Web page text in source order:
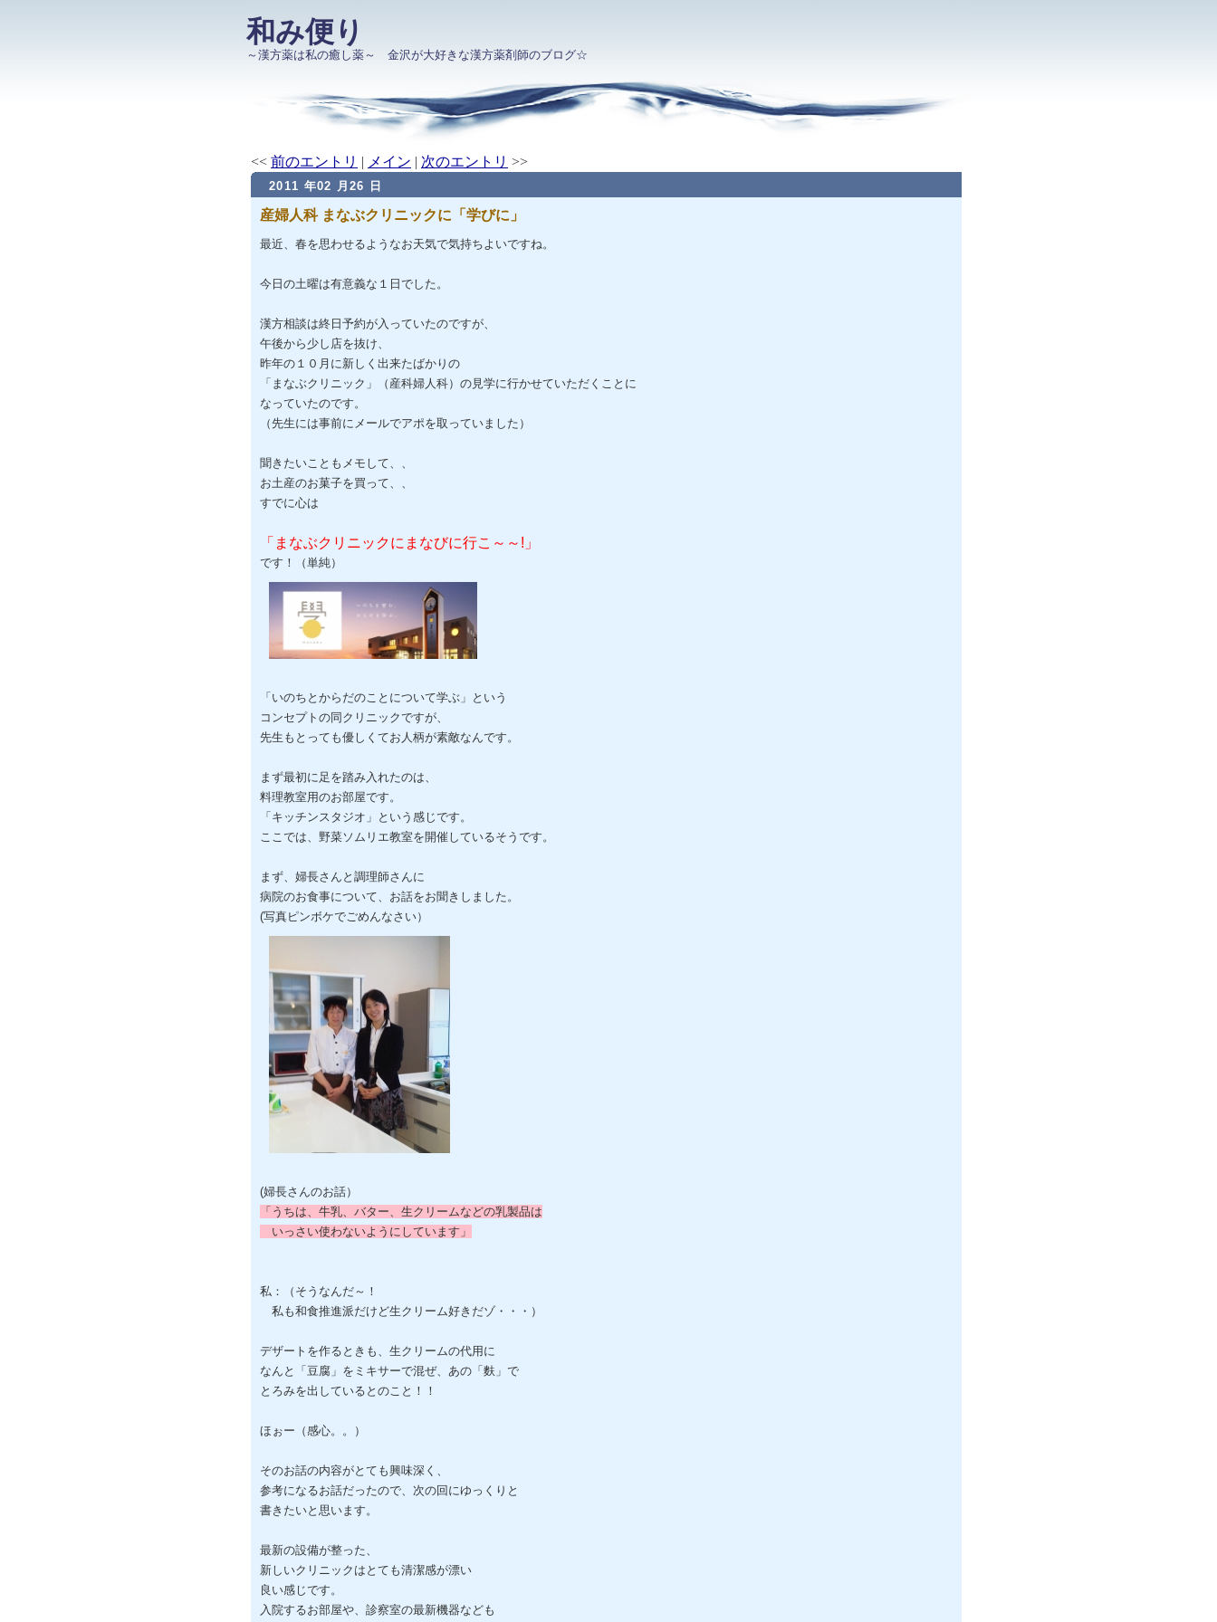
和み便り
～漢方薬は私の癒し薬～ 金沢が大好きな漢方薬剤師のブログ☆
<< 前のエントリ | メイン | 次のエントリ >>
2011 年02 月26 日
産婦人科 まなぶクリニックに「学びに」
最近、春を思わせるようなお天気で気持ちよいですね。
今日の土曜は有意義な１日でした。
漢方相談は終日予約が入っていたのですが、
午後から少し店を抜け、
昨年の１０月に新しく出来たばかりの
「まなぶクリニック」（産科婦人科）の見学に行かせていただくことに
なっていたのです。
（先生には事前にメールでアポを取っていました）
聞きたいこともメモして、、
お土産のお菓子を買って、、
すでに心は
「まなぶクリニックにまなびに行こ～～!」
です！（単純）
「いのちとからだのことについて学ぶ」という
コンセプトの同クリニックですが、
先生もとっても優しくてお人柄が素敵なんです。
まず最初に足を踏み入れたのは、
料理教室用のお部屋です。
「キッチンスタジオ」という感じです。
ここでは、野菜ソムリエ教室を開催しているそうです。
まず、婦長さんと調理師さんに
病院のお食事について、お話をお聞きしました。
(写真ピンボケでごめんなさい）
(婦長さんのお話）
「うちは、牛乳、バター、生クリームなどの乳製品は
いっさい使わないようにしています」
私：（そうなんだ～！
私も和食推進派だけど生クリーム好きだゾ・・・）
デザートを作るときも、生クリームの代用に
なんと「豆腐」をミキサーで混ぜ、あの「麩」で
とろみを出しているとのこと！！
ほぉー（感心。。）
そのお話の内容がとても興味深く、
参考になるお話だったので、次の回にゆっくりと
書きたいと思います。
最新の設備が整った、
新しいクリニックはとても清潔感が漂い
良い感じです。
入院するお部屋や、診察室の最新機器なども